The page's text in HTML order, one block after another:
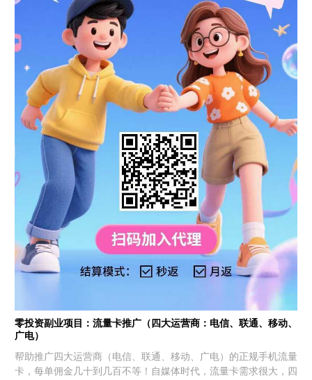
零投资副业项目：流量卡推广（四大运营商：电信、联通、移动、
广电）
帮助推广四大运营商（电信、联通、移动、广电）的正规手机流量
卡，每单佣金几十到几百不等！自媒体时代，流量卡需求很大，四